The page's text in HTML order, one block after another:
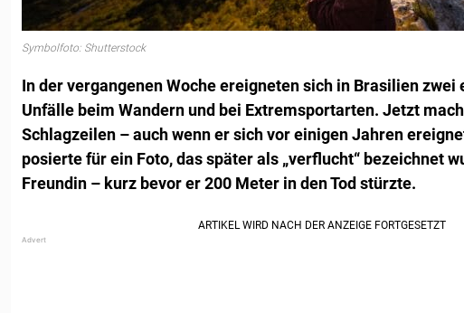
Symbolfoto: Shutterstock
In der vergangenen Woche ereigneten sich in Brasilien zwei
Unfälle beim Wandern und bei Extremsportarten. Jetzt
Schlagzeilen – auch wenn er sich vor einigen Jahren
posierte für ein Foto, das später als „verflucht“ bezeichnet
Freundin – kurz bevor er 200 Meter in den Tod stürzte.